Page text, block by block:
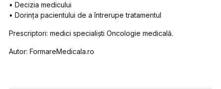
• Decizia medicului
• Dorinţa pacientului de a întrerupe tratamentul
Prescriptori: medici specialişti Oncologie medicală.
Autor: FormareMedicala.ro